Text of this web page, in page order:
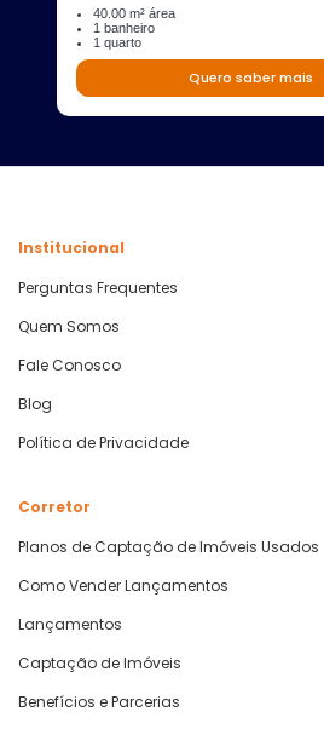
40.00 m² área
1 banheiro
1 quarto
Quero saber mais
Institucional
Perguntas Frequentes
Quem Somos
Fale Conosco
Blog
Política de Privacidade
Corretor
Planos de Captação de Imóveis Usados
Como Vender Lançamentos
Lançamentos
Captação de Imóveis
Benefícios e Parcerias